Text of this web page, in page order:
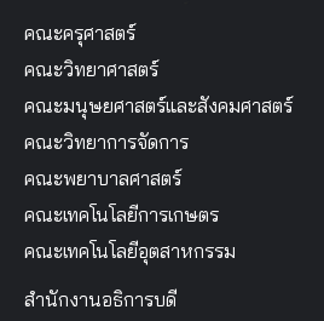
คณะครุศาสตร์
คณะวิทยาศาสตร์
คณะมนุษยศาสตร์และสังคมศาสตร์
คณะวิทยาการจัดการ
คณะพยาบาลศาสตร์
คณะเทคโนโลยีการเกษตร
คณะเทคโนโลยีอุตสาหกรรม
สำนักงานอธิการบดี